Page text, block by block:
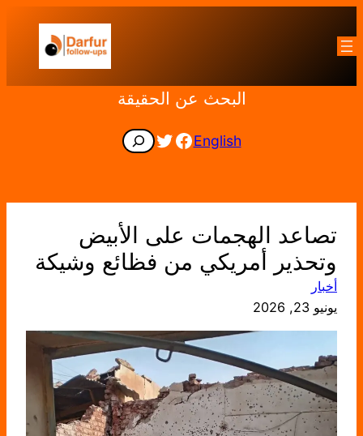
إلى
المحتوى
البحث عن الحقيقة
English
Facebook
Twitter
Search
تصاعد الهجمات على الأبيض
وتحذير أمريكي من فظائع وشيكة
أخبار
يونيو 23, 2026